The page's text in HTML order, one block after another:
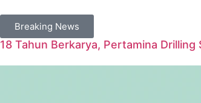
Breaking News
18 Tahun Berkarya, Pertamina